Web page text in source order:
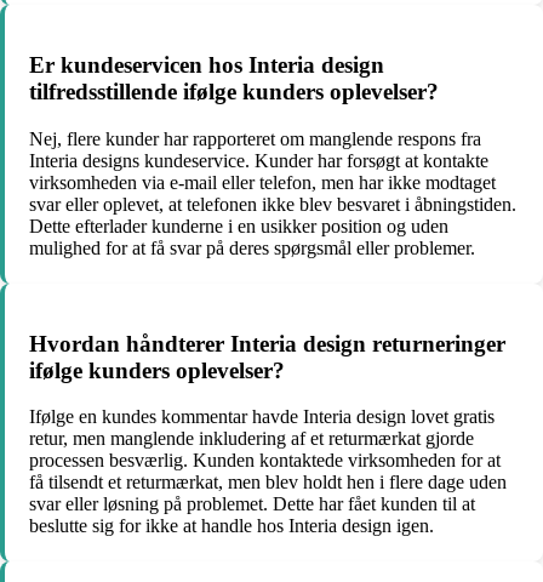
Er kundeservicen hos Interia design
tilfredsstillende ifølge kunders oplevelser?
Nej, flere kunder har rapporteret om manglende respons fra
Interia designs kundeservice. Kunder har forsøgt at kontakte
virksomheden via e-mail eller telefon, men har ikke modtaget
svar eller oplevet, at telefonen ikke blev besvaret i åbningstiden.
Dette efterlader kunderne i en usikker position og uden
mulighed for at få svar på deres spørgsmål eller problemer.
Hvordan håndterer Interia design returneringer
ifølge kunders oplevelser?
Ifølge en kundes kommentar havde Interia design lovet gratis
retur, men manglende inkludering af et returmærkat gjorde
processen besværlig. Kunden kontaktede virksomheden for at
få tilsendt et returmærkat, men blev holdt hen i flere dage uden
svar eller løsning på problemet. Dette har fået kunden til at
beslutte sig for ikke at handle hos Interia design igen.